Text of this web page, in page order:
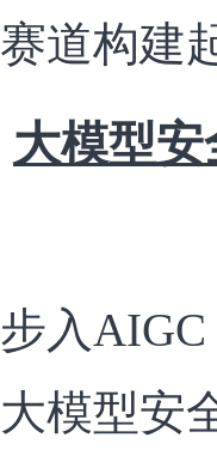
赛道构建
大模型
步入
大模型安